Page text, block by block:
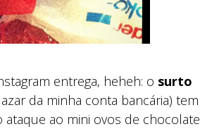
entrega, heheh: o surto
da minha conta bancária) tem
ao mini ovos de chocolate